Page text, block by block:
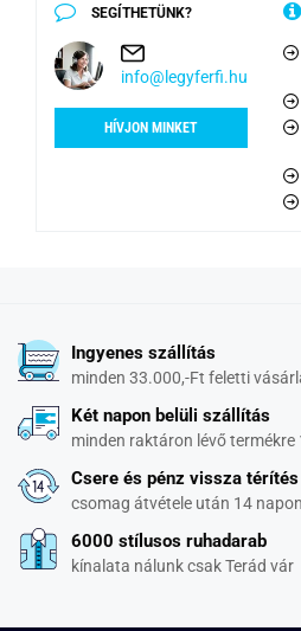
SEGÍTHETÜNK?
info@legyferfi.hu
HÍVJON MINKET
Ingyenes szállítás
minden 33.000,-Ft feletti
Két napon belüli szállítás
minden raktáron lévő termékre
Csere és pénz vissza térítés
csomag átvétele után 14
6000 stílusos ruhadarab
kínalata nálunk csak Terád vár